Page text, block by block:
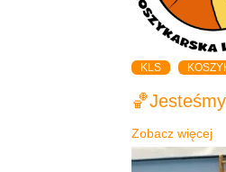
KLS
Zobacz więcej